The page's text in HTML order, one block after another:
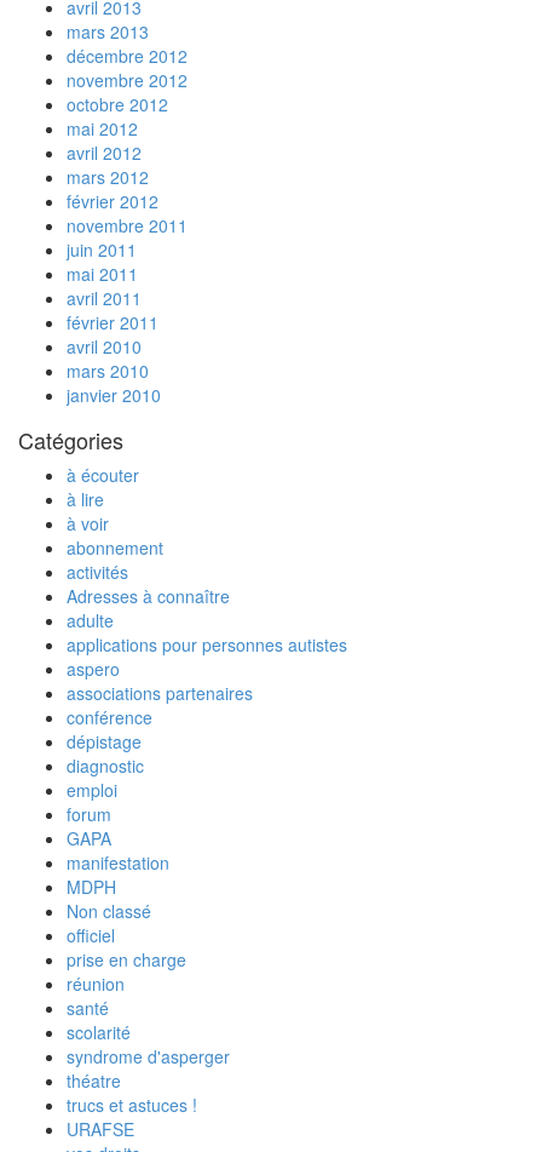
avril 2013
mars 2013
décembre 2012
novembre 2012
octobre 2012
mai 2012
avril 2012
mars 2012
février 2012
novembre 2011
juin 2011
mai 2011
avril 2011
février 2011
avril 2010
mars 2010
janvier 2010
Catégories
à écouter
à lire
à voir
abonnement
activités
Adresses à connaître
adulte
applications pour personnes autistes
aspero
associations partenaires
conférence
dépistage
diagnostic
emploi
forum
GAPA
manifestation
MDPH
Non classé
officiel
prise en charge
réunion
santé
scolarité
syndrome d'asperger
théatre
trucs et astuces !
URAFSE